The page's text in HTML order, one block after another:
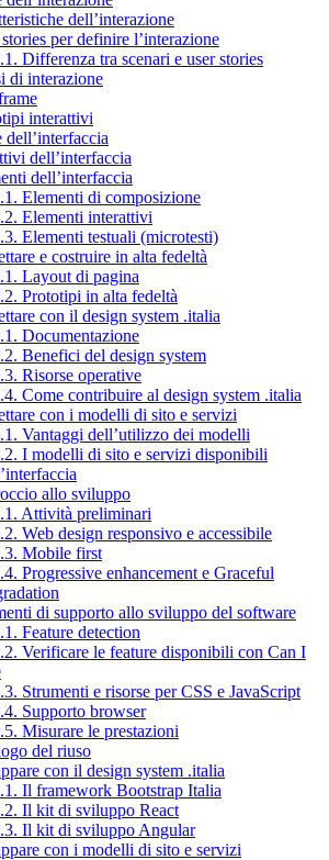
dell’interazione
per definire l’interazione
Differenza tra scenari e user stories
di interazione
interattivi
dell’interfaccia
dell’interfaccia
dell’interfaccia
Elementi di composizione
Elementi interattivi
Elementi testuali (microtesti)
e costruire in alta fedeltà
Layout di pagina
Prototipi in alta fedeltà
con il design system .italia
Documentazione
Benefici del design system
Risorse operative
Come contribuire al design system .italia
con i modelli di sito e servizi
Vantaggi dell’utilizzo dei modelli
I modelli di sito e servizi disponibili
allo sviluppo
Attività preliminari
Web design responsivo e accessibile
Mobile first
Progressive enhancement e Graceful
di supporto allo sviluppo del software
Feature detection
Verificare le feature disponibili con Can I
Strumenti e risorse per CSS e JavaScript
Supporto browser
Misurare le prestazioni
del riuso
con il design system .italia
Il framework Bootstrap Italia
Il kit di sviluppo React
Il kit di sviluppo Angular
con i modelli di sito e servizi